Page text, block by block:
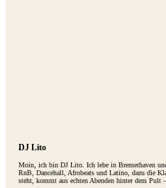
DJ Lito
Moin, ich bin DJ Lito. Ich lebe in Bremerhaven
RnB, Dancehall, Afrobeats und Latino, dazu die
steht, kommt aus echten Abenden hinter dem Pult